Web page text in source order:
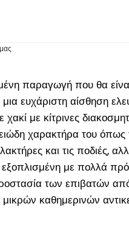
παραγωγή που θα
ευχάριστη αίσθηση
με κίτρινες
χαρακτήρα του όπως
και τις ποδιές,
εξοπλισμένη με πολλά
των επιβατών
καθημερινών